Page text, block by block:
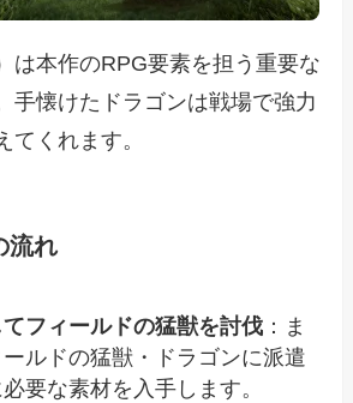
は本作のRPG要素を担う重要な
手懐けたドラゴンは戦場で強力
てくれます。
流れ
フィールドの猛獣を討伐 ：ま
ルドの猛獣・ドラゴンに派遣
要な素材を入手します。